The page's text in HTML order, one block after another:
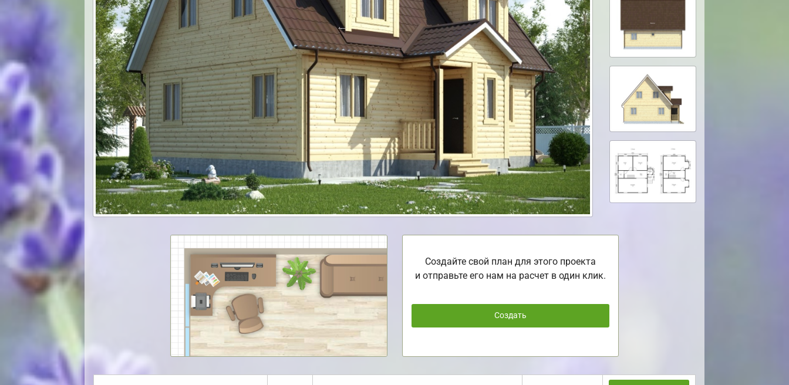
Создайте свой план для этого проекта
и отправьте его нам на расчет в один клик.
Создать